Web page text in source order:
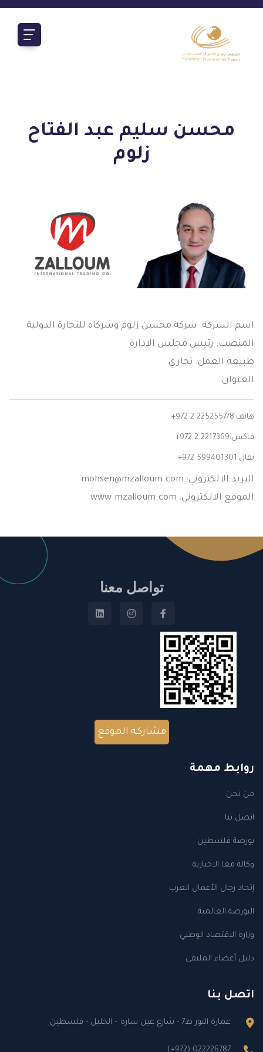
محسن سليم عبد الفتاح
زلوم
اسم الشركة: شركة محسن زلوم وشركاه للتجارة الدولية
المنصب: رئيس مجلس الادارة
طبيعة العمل: تجاري
العنوان:
هاتف:+972 2 2252557/8
فاكس:+972 2 2217369
نقال: +972 599401301
البريد الالكتروني: mohsen@mzalloum.com
الموقع الالكتروني: www.mzalloum.com
تواصل معنا
مشاركة الموقع
روابط مهمة
من نحن
اتصل بنا
بورصة فلسطين
وكالة معا الاخبارية
إتحاد رجال الأعمال العرب
البورصة العالمية
وزارة الاقتصاد الوطني
دليل أعضاء الملتقى
اتصل بنا
عمارة النور ط7 - شارع عين سارة – الخليل - فلسطين
(+972) 022226787